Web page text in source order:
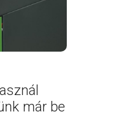
már be